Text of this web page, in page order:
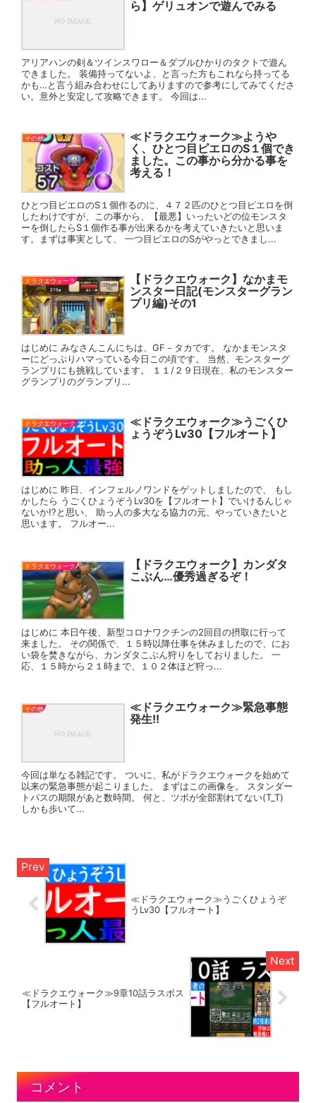
ら】ゲリュオンで遊んでみる
アリアハンの剣＆ツインスワロー＆ダブルひかりのタクトで遊ん
できました。 装備持ってないよ、と言った方もこれなら持ってる
かも…と言う組み合わせにしてありますので参考にしてみてくださ
い。意外と安定して攻略できます。 今回は...
その他
≪ドラクエウォーク≫ようや
く、ひとつ目ピエロのS１個でき
ました。この事から分かる事を
考える！
ひとつ目ピエロのS１個作るのに、４７２匹のひとつ目ピエロを倒
したわけですが、この事から、【最悪】いったいどの位モンスタ
ーを倒したらS１個作る事が出来るかを考えていきたいと思いま
す。まずは事実として、 一つ目ピエロのSがやっとできまし...
ドラクエウォーク
【ドラクエウォーク】なかまモ
ンスター日記(モンスターグラン
プリ編)その1
はじめに みなさんこんにちは、GF－タカです。 なかまモンスタ
ーにどっぷりハマっている今日この頃です。 当然、モンスターグ
ランプリにも挑戦しています。 １１/２９日現在、私のモンスター
グランプリのグランプリ...
ドラクエウォーク
≪ドラクエウォーク≫うごくひ
ょうぞうLv30【フルオート】
はじめに 昨日、インフェルノワンドをゲットしましたので、 もし
かしたら うごくひょうぞうLv30を【フルオート】でいけるんじゃ
ないか!?と思い、 助っ人の多大なる協力の元、やっていきたいと
思います。 フルオー...
ドラクエウォーク
【ドラクエウォーク】カンダタ
こぶん…優秀過ぎるぞ！
はじめに 本日午後、新型コロナワクチンの2回目の摂取に行って
来ました。 その関係で、１５時以降仕事を休みましたので、にお
い袋を焚きながら、カンダタこぶん狩りをしておりました。 一
応、１５時から２１時まで、１０２体ほど狩っ...
その他
≪ドラクエウォーク≫緊急事態
発生!!
今回は単なる雑記です。 ついに、私がドラクエウォークを始めて
以来の緊急事態が起こりました。 まずはこの画像を。 スタンダー
トパスの期限があと数時間。 何と、ツボが全部割れてない(T_T)
しかも歩いて...
≪ドラクエウォーク≫うごくひょうぞ
うLv30【フルオート】
≪ドラクエウォーク≫9章10話ラスボス
【フルオート】
コメント